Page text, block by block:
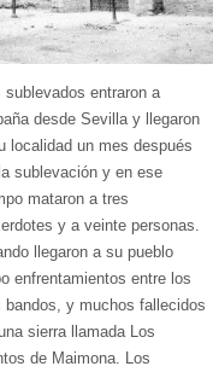
sublevados entraron a
desde Sevilla y llegaron
localidad un mes después
sublevación y en ese
mataron a tres
y a veinte personas.
llegaron a su pueblo
enfrentamientos entre los
bandos, y muchos fallecidos
sierra llamada Los
de Maimona. Los